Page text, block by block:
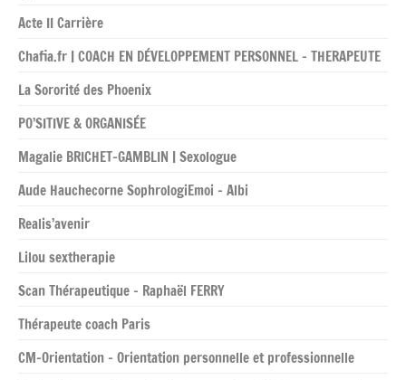
Acte II Carrière
Chafia.fr | COACH EN DÉVELOPPEMENT PERSONNEL – THERAPEUTE
La Sororité des Phoenix
PO’SITIVE & ORGANISÉE
Magalie BRICHET-GAMBLIN | Sexologue
Aude Hauchecorne SophrologiEmoi – Albi
Realis’avenir
Lilou sextherapie
Scan Thérapeutique – Raphaël FERRY
Thérapeute coach Paris
CM-Orientation – Orientation personnelle et professionnelle